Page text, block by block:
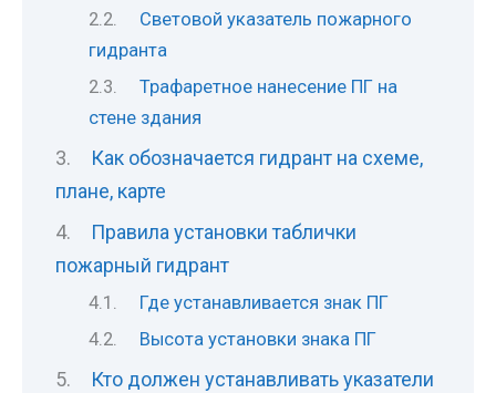
Световой указатель пожарного
гидранта
Трафаретное нанесение ПГ на
стене здания
Как обозначается гидрант на схеме,
плане, карте
Правила установки таблички
пожарный гидрант
Где устанавливается знак ПГ
Высота установки знака ПГ
Кто должен устанавливать указатели